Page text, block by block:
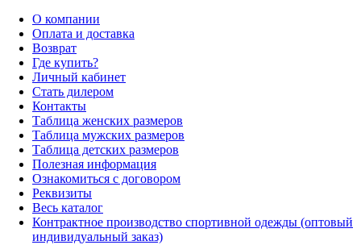
О компании
Оплата и доставка
Возврат
Где купить?
Личный кабинет
Стать дилером
Контакты
Таблица женских размеров
Таблица мужских размеров
Таблица детских размеров
Полезная информация
Ознакомиться с договором
Реквизиты
Весь каталог
Контрактное производство спортивной одежды (оптовый
индивидуальный заказ)